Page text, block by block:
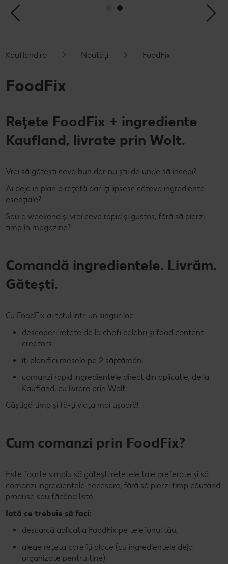
Cu Kaufland Card alimentezi ușor
Dicționar de alimente
Rețete by Kitchen Affair
Rețete de prăjituri
Rețete de post
FoodFix
Ești producător local? Te strigă Kaufland!
Ieftin și bun
Marcă proprie Kaufland - și calitate și preț mic
România știe să gătească
Kaufland Livrează
Fresh
Revista Kaufland - Acum și pe WhatsApp!
Click & Reserve
Stare de bine
Kaufland.ro Noutăți FoodFix
FoodFix
Rețete FoodFix + ingrediente
Kaufland, livrate prin Wolt.
Vrei să gătești ceva bun dar nu știi de unde să începi?
Ai deja in plan o rețetă dar îți lipsesc câteva ingrediente
esențiale?
Sau e weekend și vrei ceva rapid și gustos, fără să pierzi
timp în magazine?
Comandă ingredientele. Livrăm.
Gătești.
Cu FoodFix ai totul într-un singur loc:
descoperi rețete de la chefi celebri și food content
creators
îți planifici mesele pe 2 săptămâni
comanzi rapid ingredientele direct din aplicație, de la
Kaufland, cu livrare prin Wolt.
Câștigă timp și fă-ți viața mai ușoară!
Cum comanzi prin FoodFix?
Este foarte simplu să gătești rețetele tale preferate și să
comanzi ingredientele necesare, fără să pierzi timp căutând
produse sau făcând liste.
Iată ce trebuie să faci:
descarcă aplicația FoodFix pe telefonul tău;
alege rețeta care îți place (cu ingredientele deja
organizate pentru tine);